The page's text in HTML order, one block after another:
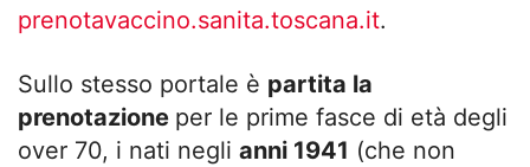
prenotavaccino.sanita.toscana.it.
Sullo stesso portale è partita la
prenotazione per le prime fasce di età degli
over 70, i nati negli anni 1941 (che non